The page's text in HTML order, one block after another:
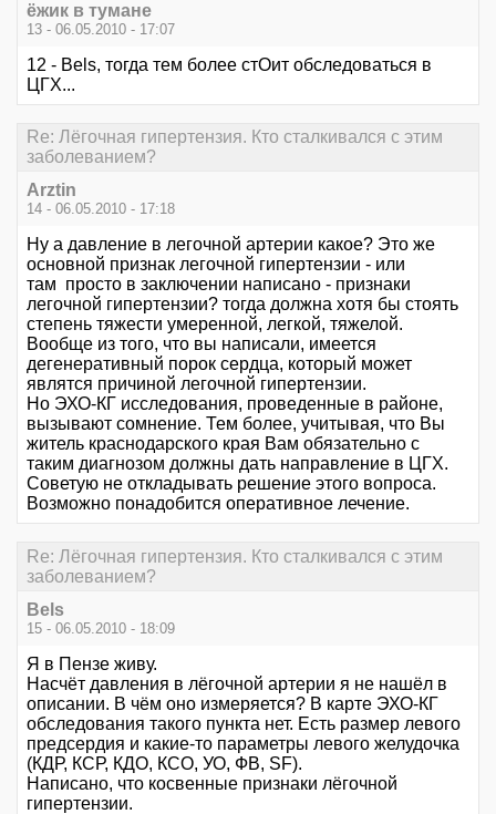
ёжик в тумане
13 - 06.05.2010 - 17:07
12 - Bels, тогда тем более стОит обследоваться в
ЦГХ...
Re: Лёгочная гипертензия. Кто сталкивался с этим
заболеванием?
Arztin
14 - 06.05.2010 - 17:18
Ну а давление в легочной артерии какое? Это же
основной признак легочной гипертензии - или
там просто в заключении написано - признаки
легочной гипертензии? тогда должна хотя бы стоять
степень тяжести умеренной, легкой, тяжелой.
Вообще из того, что вы написали, имеется
дегенеративный порок сердца, который может
являтся причиной легочной гипертензии.
Но ЭХО-КГ исследования, проведенные в районе,
вызывают сомнение. Тем более, учитывая, что Вы
житель краснодарского края Вам обязательно с
таким диагнозом должны дать направление в ЦГХ.
Советую не откладывать решение этого вопроса.
Возможно понадобится оперативное лечение.
Re: Лёгочная гипертензия. Кто сталкивался с этим
заболеванием?
Bels
15 - 06.05.2010 - 18:09
Я в Пензе живу.
Насчёт давления в лёгочной артерии я не нашёл в
описании. В чём оно измеряется? В карте ЭХО-КГ
обследования такого пункта нет. Есть размер левого
предсердия и какие-то параметры левого желудочка
(КДР, КСР, КДО, КСО, УО, ФВ, SF).
Написано, что косвенные признаки лёгочной
гипертензии.